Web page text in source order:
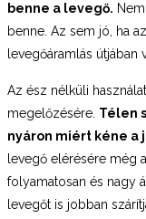
benne a levegő.
benne. Az sem jó, ha
levegőáramlás útjában
Az ész nélküli
megelőzésére. Télen
nyáron miért kéne a
levegő elérésére még
folyamatosan és nagy
levegőt is jobban